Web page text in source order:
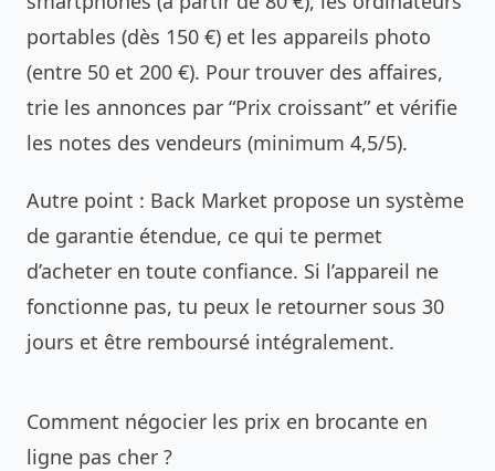
portables (dès 150 €) et les appareils photo
(entre 50 et 200 €). Pour trouver des affaires,
trie les annonces par “Prix croissant” et vérifie
les notes des vendeurs (minimum 4,5/5).
Autre point : Back Market propose un système
de garantie étendue, ce qui te permet
d’acheter en toute confiance. Si l’appareil ne
fonctionne pas, tu peux le retourner sous 30
jours et être remboursé intégralement.
Comment négocier les prix en brocante en
ligne pas cher ?